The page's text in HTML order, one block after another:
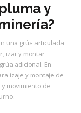
y
una grúa articulada
izar y montar
adicional. En
izaje y montaje de
movimiento de